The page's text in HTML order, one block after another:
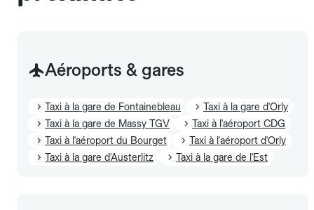
Aéroports & gares
Taxi à la gare de Fontainebleau
Taxi à la gare d'Orly
Taxi à la gare de Massy TGV
Taxi à l'aéroport CDG
Taxi à l'aéroport du Bourget
Taxi à l'aéroport d'Orly
Taxi à la gare d'Austerlitz
Taxi à la gare de l'Est